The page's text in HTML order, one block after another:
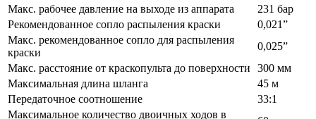
Макс. рабочее давление на выходе из аппарата
231 бар
Рекомендованное сопло распыления краски
0,021”
Макс. рекомендованное сопло для распыления
краски
0,025”
Макс. расстояние от краскопульта до поверхности
300 мм
Максимальная длина шланга
45 м
Передаточное соотношение
33:1
Максимальное количество двоичных ходов в